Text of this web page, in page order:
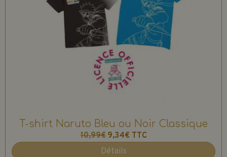
T-shirt Naruto Bleu ou Noir Classique
10,99€ 9,34€ TTC
Détails